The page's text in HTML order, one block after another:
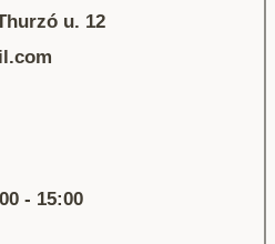
u. 12
- 15:00